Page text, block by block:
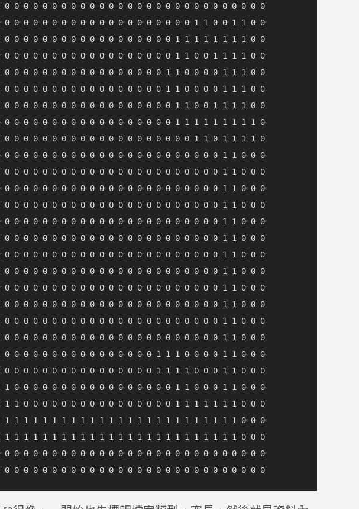
0 0 0 0 0 0 0 0 0 0 0 0 0 0 0 0 0 0 0 0 0 0 0 0 0 0 0 0
0 0 0 0 0 0 0 0 0 0 0 0 0 0 0 0 0 0 0 0 1 1 0 0 1 1 0 0
0 0 0 0 0 0 0 0 0 0 0 0 0 0 0 0 0 0 1 1 1 1 1 1 1 1 0 0
0 0 0 0 0 0 0 0 0 0 0 0 0 0 0 0 0 0 1 1 0 0 1 1 1 1 0 0
0 0 0 0 0 0 0 0 0 0 0 0 0 0 0 0 0 1 1 0 0 0 0 1 1 1 0 0
0 0 0 0 0 0 0 0 0 0 0 0 0 0 0 0 0 1 1 0 0 0 0 1 1 1 0 0
0 0 0 0 0 0 0 0 0 0 0 0 0 0 0 0 0 0 1 1 0 0 1 1 1 1 0 0
0 0 0 0 0 0 0 0 0 0 0 0 0 0 0 0 0 0 1 1 1 1 1 1 1 1 1 0
0 0 0 0 0 0 0 0 0 0 0 0 0 0 0 0 0 0 0 0 1 1 0 1 1 1 1 0
0 0 0 0 0 0 0 0 0 0 0 0 0 0 0 0 0 0 0 0 0 0 0 1 1 0 0 0
0 0 0 0 0 0 0 0 0 0 0 0 0 0 0 0 0 0 0 0 0 0 0 1 1 0 0 0
0 0 0 0 0 0 0 0 0 0 0 0 0 0 0 0 0 0 0 0 0 0 0 1 1 0 0 0
0 0 0 0 0 0 0 0 0 0 0 0 0 0 0 0 0 0 0 0 0 0 0 1 1 0 0 0
0 0 0 0 0 0 0 0 0 0 0 0 0 0 0 0 0 0 0 0 0 0 0 1 1 0 0 0
0 0 0 0 0 0 0 0 0 0 0 0 0 0 0 0 0 0 0 0 0 0 0 1 1 0 0 0
0 0 0 0 0 0 0 0 0 0 0 0 0 0 0 0 0 0 0 0 0 0 0 1 1 0 0 0
0 0 0 0 0 0 0 0 0 0 0 0 0 0 0 0 0 0 0 0 0 0 0 1 1 0 0 0
0 0 0 0 0 0 0 0 0 0 0 0 0 0 0 0 0 0 0 0 0 0 0 1 1 0 0 0
0 0 0 0 0 0 0 0 0 0 0 0 0 0 0 0 0 0 0 0 0 0 0 1 1 0 0 0
0 0 0 0 0 0 0 0 0 0 0 0 0 0 0 0 0 0 0 0 0 0 0 1 1 0 0 0
0 0 0 0 0 0 0 0 0 0 0 0 0 0 0 0 0 0 0 0 0 0 0 1 1 0 0 0
0 0 0 0 0 0 0 0 0 0 0 0 0 0 0 0 1 1 1 0 0 0 0 1 1 0 0 0
0 0 0 0 0 0 0 0 0 0 0 0 0 0 0 0 1 1 1 1 0 0 0 1 1 0 0 0
1 0 0 0 0 0 0 0 0 0 0 0 0 0 0 0 0 0 1 1 0 0 0 1 1 0 0 0
1 1 0 0 0 0 0 0 0 0 0 0 0 0 0 0 0 0 1 1 1 1 1 1 1 0 0 0
1 1 1 1 1 1 1 1 1 1 1 1 1 1 1 1 1 1 1 1 1 1 1 1 1 0 0 0
1 1 1 1 1 1 1 1 1 1 1 1 1 1 1 1 1 1 1 1 1 1 1 1 1 0 0 0
0 0 0 0 0 0 0 0 0 0 0 0 0 0 0 0 0 0 0 0 0 0 0 0 0 0 0 0